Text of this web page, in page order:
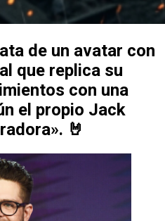
de un avatar con
que replica su
con una
el propio Jack
🤘